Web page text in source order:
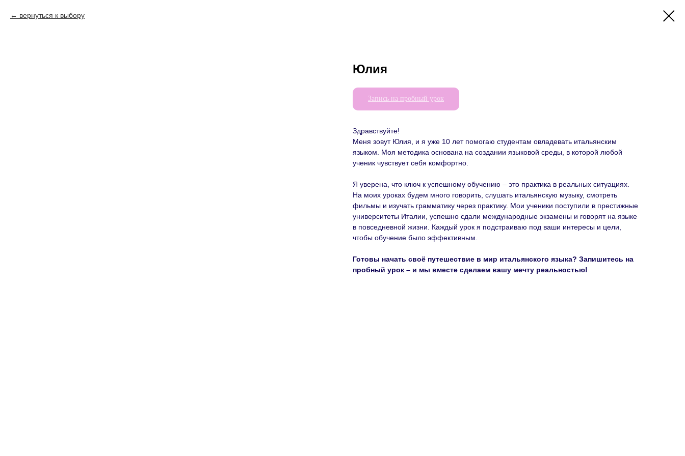
вернуться к выбору
Юлия
Запись на пробный урок
Здравствуйте!
Меня зовут Юлия, и я уже 10 лет помогаю студентам овладевать итальянским
языком. Моя методика основана на создании языковой среды, в которой любой
ученик чувствует себя комфортно.
Я уверена, что ключ к успешному обучению – это практика в реальных ситуациях.
На моих уроках будем много говорить, слушать итальянскую музыку, смотреть
фильмы и изучать грамматику через практику. Мои ученики поступили в престижные
университеты Италии, успешно сдали международные экзамены и говорят на языке
в повседневной жизни. Каждый урок я подстраиваю под ваши интересы и цели,
чтобы обучение было эффективным.
Готовы начать своё путешествие в мир итальянского языка? Запишитесь на
пробный урок – и мы вместе сделаем вашу мечту реальностью!